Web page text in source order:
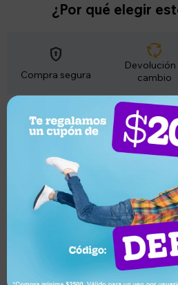
¿Por qué elegir
encrypted
Compra segura
cycle
Devolución
cambio
Codigo: FE7730774001196
Descripción:
La balanza de cocina digital Cuori
lograr mediciones precisas en tus
con tecnología moderna, no solo
ingredientes con exactitud, sino
funciones prácticas como reloj y
optimizar tus tiempos en la cocina.
elegante se adapta a cualquier